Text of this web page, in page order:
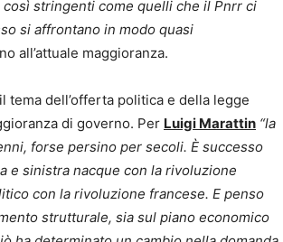
stringenti come quelli che il Pnrr ci
si affrontano in modo quasi
all’attuale maggioranza.
dell’offerta politica e della legge
di governo. Per Luigi Marattin “la
forse persino per secoli. È successo
e sinistra nacque con la rivoluzione
con la rivoluzione francese. E penso
strutturale, sia sul piano economico